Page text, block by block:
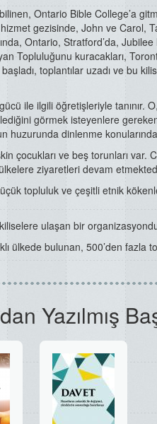
Ontario Bible College’a
hizmet gezisinde, John ve Carol,
Ontario, Stratford’da,
Topluluğunu kuracakları,
toplantılar uzadı ve bu
ile ilgili öğretişleriyle
görmek isteyenlere
huzurunda dinlenme
çocukları ve beş torunları var.
ziyaretleri devam
topluluk ve çeşitli etnik
ulaşan bir
ülkede bulunan, 500’den fazla
Yazılmış